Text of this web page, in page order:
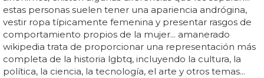
estas personas suelen tener una apariencia andrógina,
vestir ropa típicamente femenina y presentar rasgos de
comportamiento propios de la mujer... amanerado
wikipedia trata de proporcionar una representación más
completa de la historia lgbtq, incluyendo la cultura, la
política, la ciencia, la tecnología, el arte y otros temas...